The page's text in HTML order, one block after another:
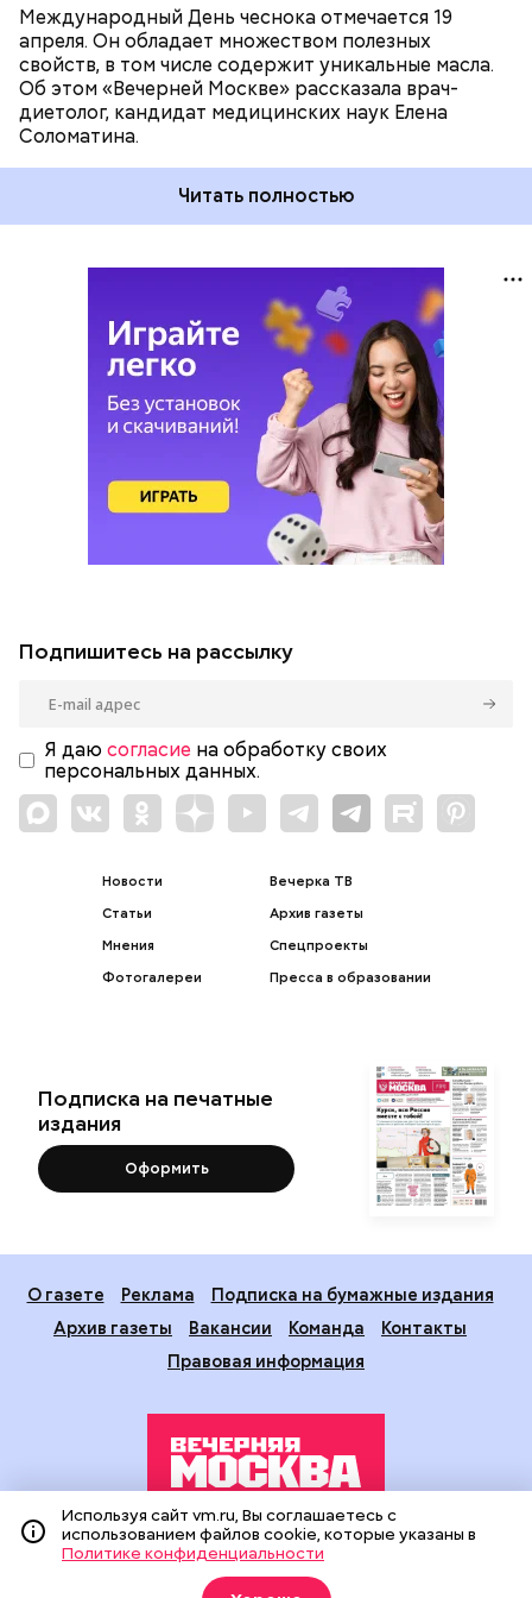
Международный День чеснока отмечается 19
апреля. Он обладает множеством полезных
свойств, в том числе содержит уникальные масла.
Об этом «Вечерней Москве» рассказала врач-
диетолог, кандидат медицинских наук Елена
Соломатина.
Читать полностью
Подпишитесь на рассылку
Я даю согласие на обработку своих
персональных данных.
Новости
Статьи
Мнения
Фотогалереи
Вечерка ТВ
Архив газеты
Спецпроекты
Пресса в образовании
Подписка на печатные
издания
Оформить
О газете Реклама
Подписка на бумажные издания
Архив газеты
Вакансии Команда
Контакты
Правовая информация
Издание создано при финансовой поддержке Департамента
средств массовой информации и рекламы города Москвы.
На сайте применяются рекомендательные технологии
Используя сайт vm.ru, Вы соглашаетесь с
использованием файлов cookie, которые указаны в
Политике конфиденциальности